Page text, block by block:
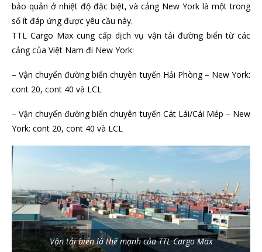
bảo quản ở nhiệt độ đặc biệt, và cảng New York là một trong
số ít đáp ứng được yêu cầu này.
TTL Cargo Max cung cấp dịch vụ vận tải đường biển từ các
cảng của Việt Nam đi New York:
– Vận chuyển đường biển chuyên tuyến Hải Phòng – New York:
cont 20, cont 40 và LCL
– Vận chuyển đường biển chuyên tuyến Cát Lái/Cái Mép – New
York: cont 20, cont 40 và LCL
Vận tải biển là thế mạnh của TTL Cargo Max